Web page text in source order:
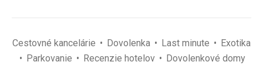
Cestovné kancelárie Dovolenka Last minute
Exotika
Parkovanie
Recenzie hotelov Dovolenkové domy